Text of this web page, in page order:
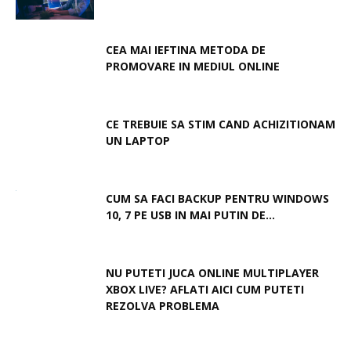
CEA MAI IEFTINA METODA DE
PROMOVARE IN MEDIUL ONLINE
CE TREBUIE SA STIM CAND ACHIZITIONAM
UN LAPTOP
CUM SA FACI BACKUP PENTRU WINDOWS
10, 7 PE USB IN MAI PUTIN DE...
NU PUTETI JUCA ONLINE MULTIPLAYER
XBOX LIVE? AFLATI AICI CUM PUTETI
REZOLVA PROBLEMA